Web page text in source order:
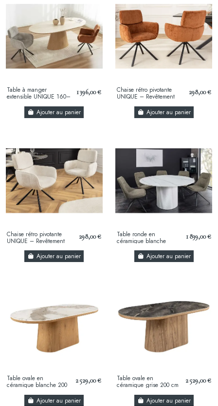
Table à manger
extensible UNIQUE 160–
céramique travertin &
1 396,00 €
Ajouter au panier
Chaise rétro pivotante
UNIQUE – Revêtement
pieds métal noir...
298,00 €
Ajouter au panier
Chaise rétro pivotante
UNIQUE – Revêtement
beige & pieds métal
298,00 €
Ajouter au panier
Table ronde en
céramique blanche
Design marbre & pied
colonne élégant
1 839,00 €
Ajouter au panier
Table ovale en
céramique blanche 200
pied colonne en chêne
2 529,00 €
Ajouter au panier
Table ovale en
céramique grise 200 cm
colonne en noyer
2 529,00 €
Ajouter au panier